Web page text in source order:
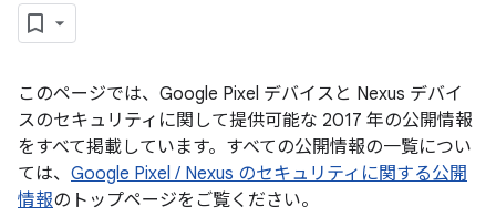
このページでは、Google Pixel デバイスと Nexus デバイ
スのセキュリティに関して提供可能な 2017 年の公開情報
をすべて掲載しています。すべての公開情報の一覧につい
ては、 Google Pixel / Nexus のセキュリティに関する公開
情報のトップページをご覧ください。